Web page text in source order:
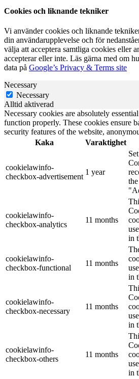
Cookies och liknande tekniker
Vi använder cookies och liknande
din användarupplevelse och för
välja att acceptera samtliga cookies eller
accepterar eller inte. Läs gärna med om
data på Google’s Privacy & Terms site
Necessary
Necessary
Alltid aktiverad
Necessary cookies are absolutely
function properly. These cookies ensure
security features of the website,
Kaka
Varaktighet
cookielawinfo-
checkbox-advertisement
1 year
cookielawinfo-
checkbox-analytics
11 months
in
cookielawinfo-
checkbox-functional
11 months
in
cookielawinfo-
checkbox-necessary
11 months
in
cookielawinfo-
checkbox-others
11 months
in